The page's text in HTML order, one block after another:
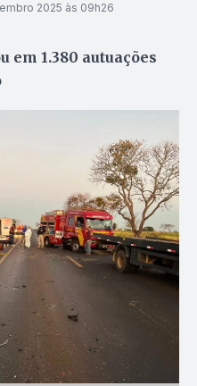
2025 às 09h26
em 1.380 autuações